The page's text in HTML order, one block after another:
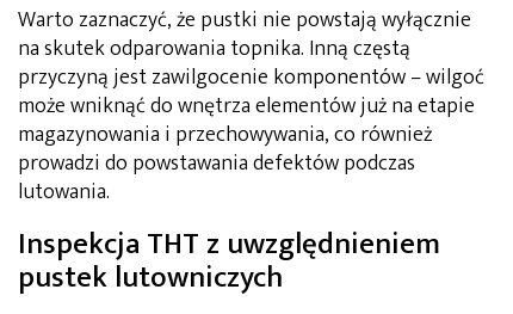
Warto zaznaczyć, że pustki nie powstają wyłącznie
na skutek odparowania topnika. Inną częstą
przyczyną jest zawilgocenie komponentów – wilgoć
może wniknąć do wnętrza elementów już na etapie
magazynowania i przechowywania, co również
prowadzi do powstawania defektów podczas
lutowania.
Inspekcja THT z uwzględnieniem
pustek lutowniczych